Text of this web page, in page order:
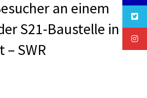
an einem
S21-Baustelle in
SWR